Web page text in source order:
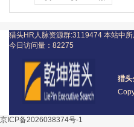
猎头
猎头HR人脉资源群:3119474 本站中
今日访问量： 82275
京ICP备2026038374号-1